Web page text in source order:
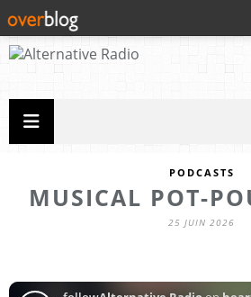
PODCASTS
MUSICAL POT-
25 JUIN 2026